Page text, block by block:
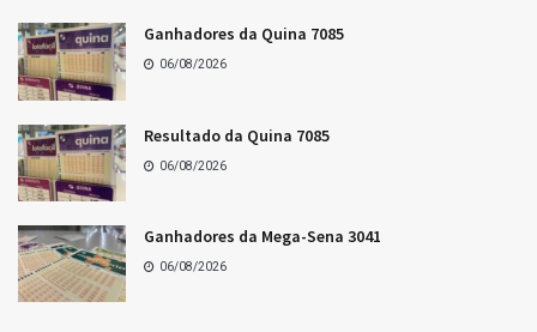
LOTERIAS
Resultado da Lotofácil 3755
06/08/2026